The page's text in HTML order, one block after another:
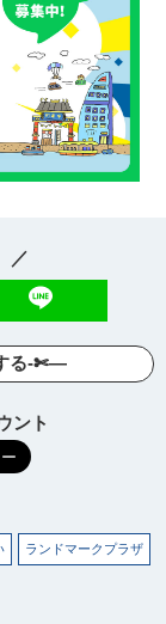
／
る-✄—
ント
ランドマークプラザ